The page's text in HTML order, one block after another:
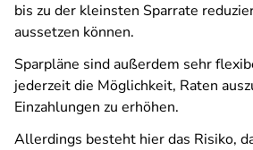
bis zu der kleinsten Sparrate
aussetzen können.
Sparpläne sind außerdem sehr
jederzeit die Möglichkeit, Raten
Einzahlungen zu erhöhen.
Allerdings besteht hier das Risiko,